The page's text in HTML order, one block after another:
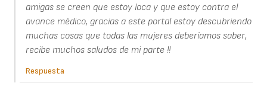
amigas se creen que estoy loca y que estoy contra el
avance médico, gracias a este portal estoy descubriendo
muchas cosas que todas las mujeres deberíamos saber,
recibe muchos saludos de mi parte !!
Respuesta